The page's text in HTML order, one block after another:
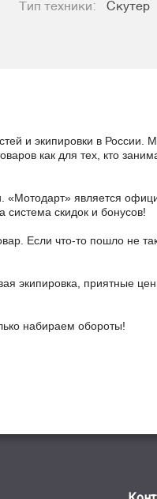
Тип техники:
Скутер
и экипировки в России.
как для тех, кто
«Мотодарт» является
система скидок и бонусов!
Если что-то пошло не
экипировка, приятные
набираем обороты!